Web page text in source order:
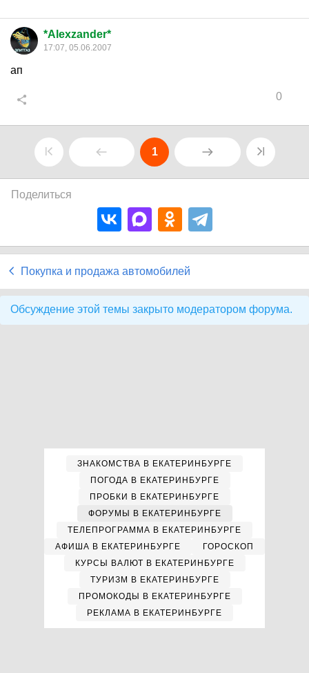
*Alexzander*
17:07, 05.06.2007
ап
0
1
Поделиться
Покупка и продажа автомобилей
Обсуждение этой темы закрыто модератором форума.
ЗНАКОМСТВА В ЕКАТЕРИНБУРГЕ
ПОГОДА В ЕКАТЕРИНБУРГЕ
ПРОБКИ В ЕКАТЕРИНБУРГЕ
ФОРУМЫ В ЕКАТЕРИНБУРГЕ
ТЕЛЕПРОГРАММА В ЕКАТЕРИНБУРГЕ
АФИША В ЕКАТЕРИНБУРГЕ
ГОРОСКОП
КУРСЫ ВАЛЮТ В ЕКАТЕРИНБУРГЕ
ТУРИЗМ В ЕКАТЕРИНБУРГЕ
ПРОМОКОДЫ В ЕКАТЕРИНБУРГЕ
РЕКЛАМА В ЕКАТЕРИНБУРГЕ